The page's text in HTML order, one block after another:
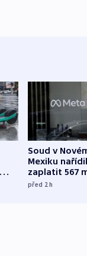
Soud v
Mexiku
zaplatit 567
dolarů kvůli
před 2h